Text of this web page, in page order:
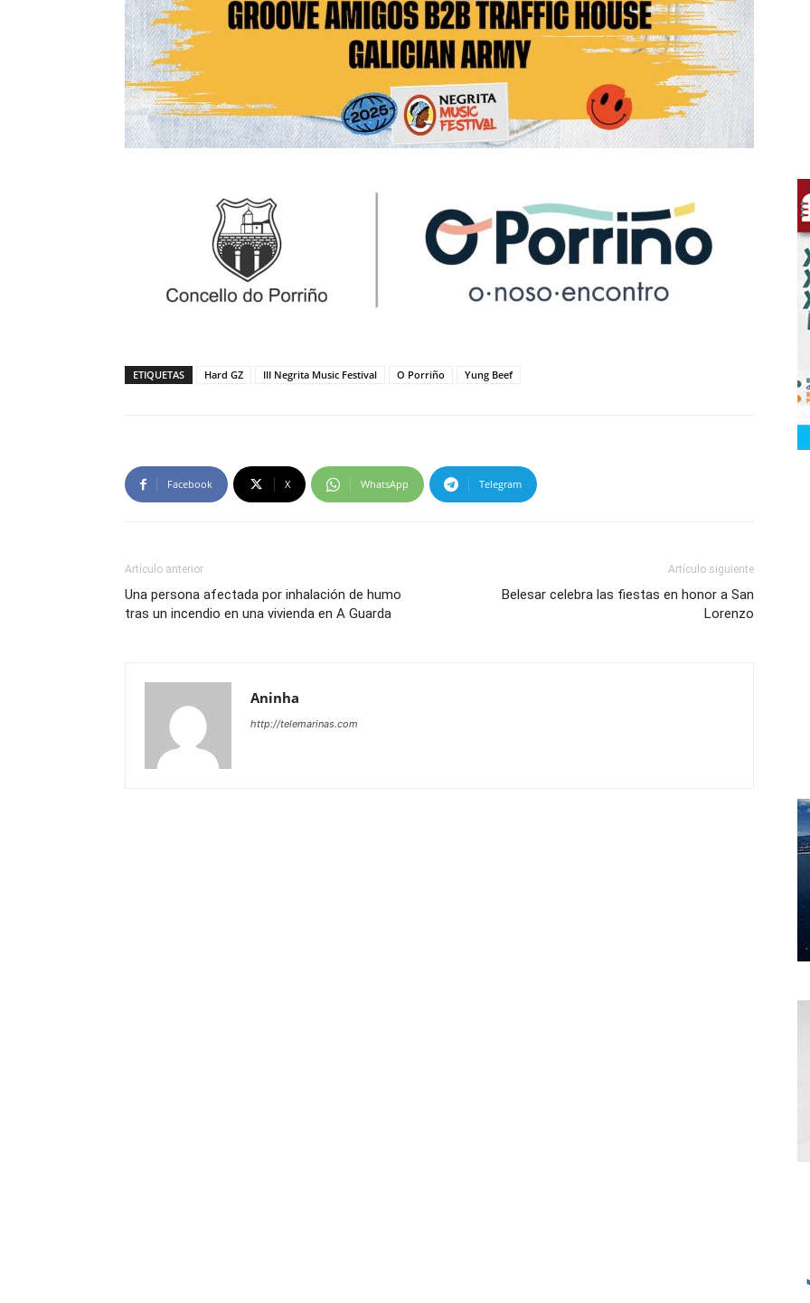
ETIQUETAS Hard GZ III Negrita Music Festival O Porriño Yung Beef
Facebook X WhatsApp Telegram
Artículo anterior
Una persona afectada por inhalación de humo
tras un incendio en una vivienda en A Guarda
Artículo siguiente
Belesar celebra las fiestas en honor a San
Lorenzo
Aninha
http://telemarinas.com